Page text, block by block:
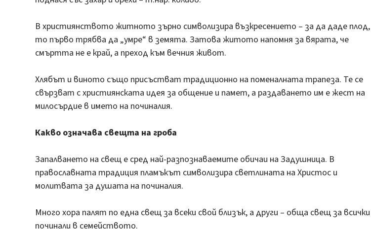
В християнството житното зърно символизира възкресението – за да даде плод,
то първо трябва да „умре“ в земята. Затова житото напомня за вярата, че
смъртта не е край, а преход към вечния живот.
Хлябът и виното също присъстват традиционно на поменалната трапеза. Те се
свързват с християнската идея за общение и памет, а раздаването им е жест на
милосърдие в името на починалия.
Какво означава свещта на гроба
Запалването на свещ е сред най-разпознаваемите обичаи на Задушница. В
православната традиция пламъкът символизира светлината на Христос и
молитвата за душата на починалия.
Много хора палят по една свещ за всеки свой близък, а други – обща свещ за всички
починали в семейството.